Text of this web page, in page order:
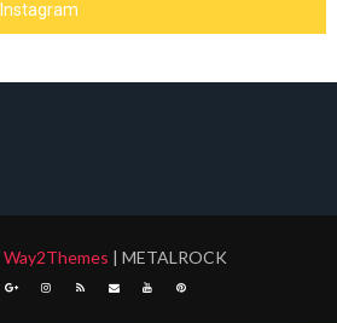
Way2Themes | METALROCK